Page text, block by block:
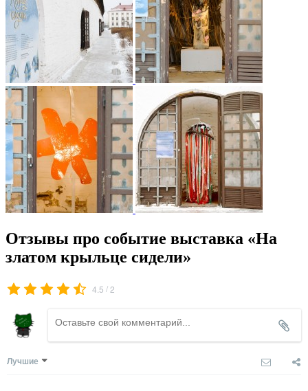
Отзывы про событие выставка «На
златом крыльце сидели»
4.5 /2
Лучшие